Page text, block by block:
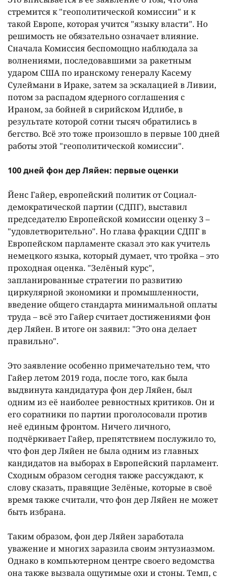
стремится к "геополитической комиссии" и к
такой Европе, которая учится "языку власти". Но
решимость не обязательно означает влияние.
Сначала Комиссия беспомощно наблюдала за
волнениями, последовавшими за ракетным
ударом США по иранскому генералу Касему
Сулеймани в Ираке, затем за эскалацией в Ливии,
потом за распадом ядерного соглашения с
Ираном, за бойней в сирийском Идлибе, в
результате которой сотни тысяч обратились в
бегство. Всë это тоже произошло в первые 100 дней
работы этой "геополитической комиссии".
100 дней фон дер Ляйен: первые оценки
Йенс Гайер, европейский политик от Социал-
демократической партии (СДПГ), выставил
председателю Европейской комиссии оценку 3 –
"удовлетворительно". Но глава фракции СДПГ в
Европейском парламенте сказал это как учитель
немецкого языка, который думает, что тройка – это
проходная оценка. "Зелëный курс",
запланированные стратегии по развитию
циркулярной экономики и промышленности,
введение общего стандарта минимальной оплаты
труда – всë это Гайер считает достижениями фон
дер Ляйен. В итоге он заявил: "Это она делает
правильно".
Это заявление особенно примечательно тем, что
Гайер летом 2019 года, после того, как была
выдвинута кандидатура фон дер Ляйен, был
одним из еë наиболее ревностных критиков. Он и
его соратники по партии проголосовали против
неë единым фронтом. Ничего личного,
подчëркивает Гайер, препятствием послужило то,
что фон дер Ляйен не была одним из главных
кандидатов на выборах в Европейский парламент.
Сходным образом сегодня также рассуждают, к
слову сказать, правящие Зелëные, которые в своë
время также считали, что фон дер Ляйен не может
быть избрана.
Таким образом, фон дер Ляйен заработала
уважение и многих заразила своим энтузиазмом.
Однако в компьютерном центре своего ведомства
она также вызвала ощутимые охи и стоны. Темп, с